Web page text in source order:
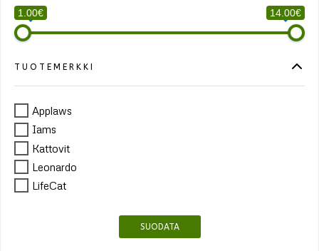
1.00€ 14.00€
TUOTEMERKKI
Applaws
Iams
Kattovit
Leonardo
LifeCat
SUODATA